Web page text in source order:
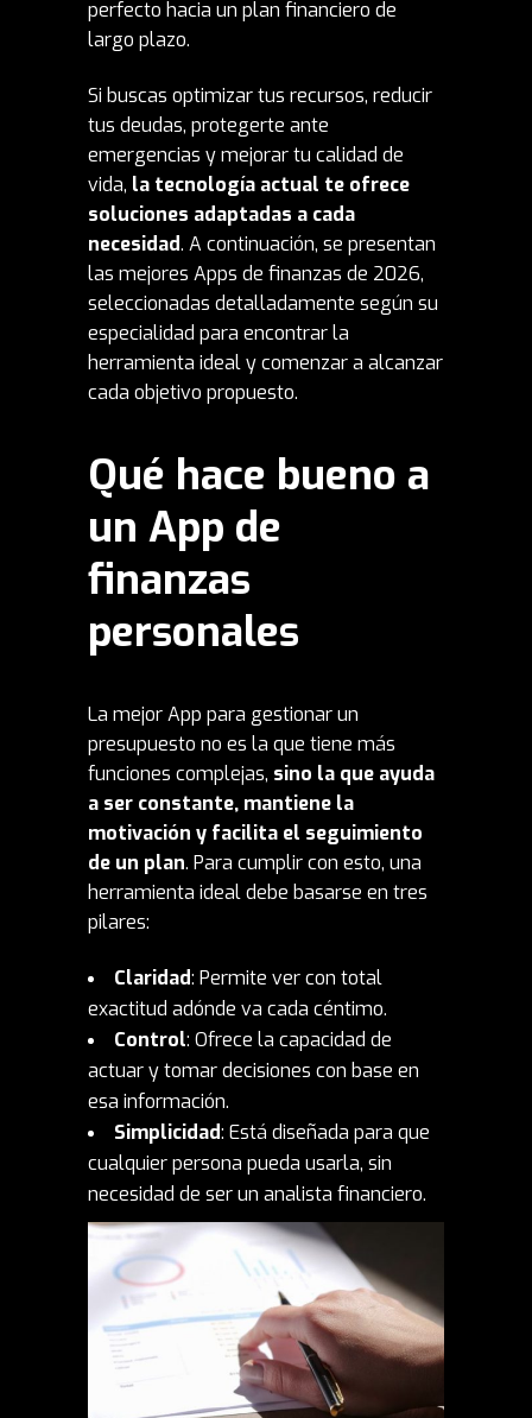
perfecto hacia un plan financiero de
largo plazo.
Si buscas optimizar tus recursos, reducir
tus deudas, protegerte ante
emergencias y mejorar tu calidad de
vida, la tecnología actual te ofrece
soluciones adaptadas a cada
necesidad. A continuación, se presentan
las mejores Apps de finanzas de 2026,
seleccionadas detalladamente según su
especialidad para encontrar la
herramienta ideal y comenzar a alcanzar
cada objetivo propuesto.
Qué hace bueno a
un App de
finanzas
personales
La mejor App para gestionarun
presupuesto no es la que tiene más
funciones complejas, sino la que ayuda
a ser constante, mantiene la
motivación y facilita el seguimiento
de un plan. Para cumplir con esto, una
herramienta ideal debe basarse en tres
pilares:
Claridad: Permite ver con total
exactitud adónde va cada céntimo.
Control: Ofrece la capacidad de
actuar y tomar decisiones con base en
esa información.
Simplicidad: Está diseñada para que
cualquier persona pueda usarla, sin
necesidad de ser un analista financiero.